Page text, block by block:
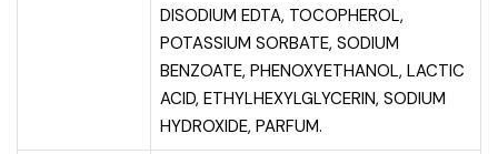
DISODIUM EDTA, TOCOPHEROL,
POTASSIUM SORBATE, SODIUM
BENZOATE, PHENOXYETHANOL, LACTIC
ACID, ETHYLHEXYLGLYCERIN, SODIUM
HYDROXIDE, PARFUM.